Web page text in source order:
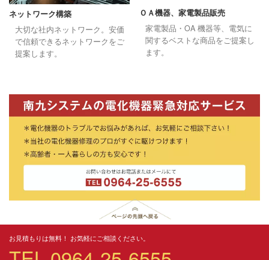
ネットワーク構築
大切な社内ネットワーク。安価
で信頼できるネットワークをご
提案します。
ＯＡ機器、家電製品販売
家電製品・OA 機器等、電気に
関するベストな商品をご提案し
ます。
お見積もりは無料！ お気軽にご相談ください。